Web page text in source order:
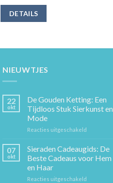
DETAILS
NIEUWTJES
22
okt
De Gouden Ketting: Een
Tijdloos Stuk Sierkunst en
Mode
Reacties uitgeschakeld
Gouden
Een
07
okt
Sieraden Cadeaugids: De
Beste Cadeaus voor Hem
en Haar
Reacties uitgeschakeld